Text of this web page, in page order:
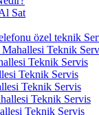
Sat
özel teknik
Teknik
Teknik Servis
Teknik Servis
Teknik Servis
Teknik Servis
Teknik Servis